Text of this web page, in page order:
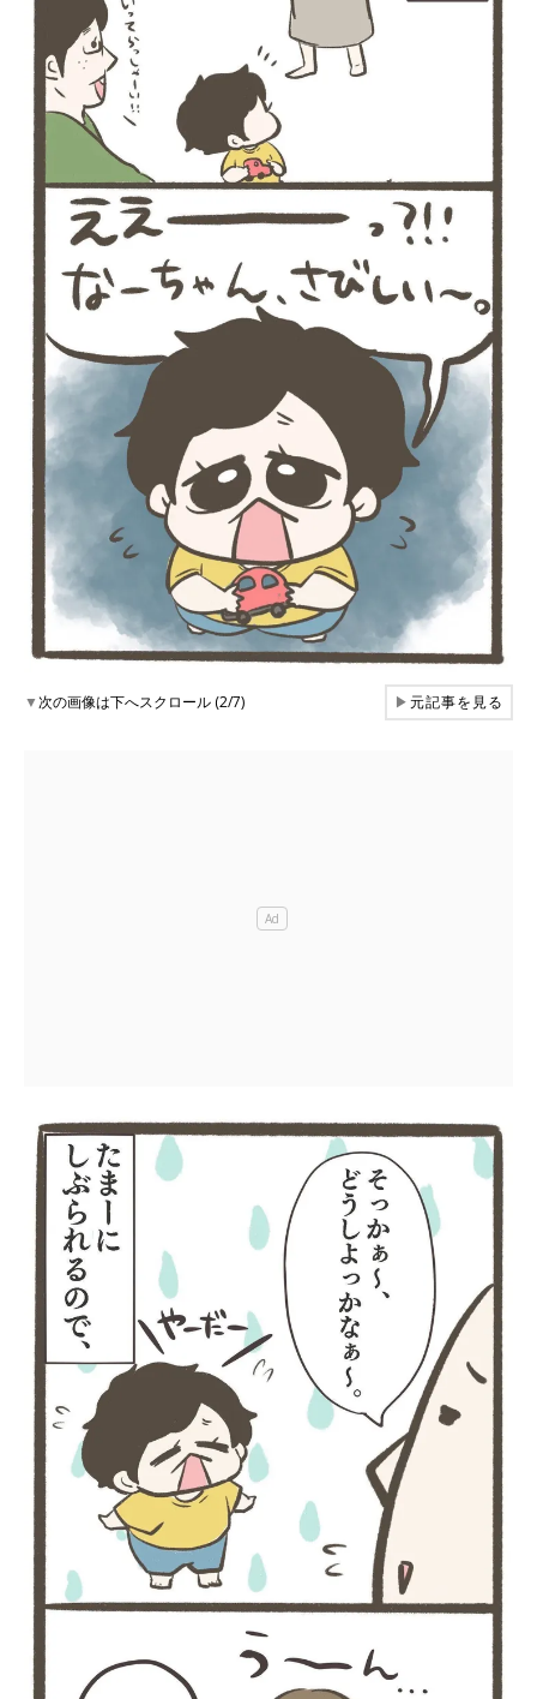
▼次の画像は下へスクロール (2/7) ▶元記事を見る